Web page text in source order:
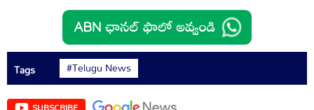
Tags #Telugu News